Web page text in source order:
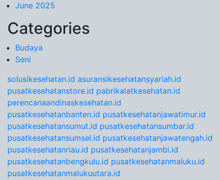
June 2025
Categories
Budaya
Seni
solusikesehatan.id asuransikesehatansyariah.id
pusatkesehatanstore.id pabrikalatkesehatan.id
perencanaandinaskesehatan.id
pusatkesehatanbanten.id pusatkesehatanjawatimur.id
pusatkesehatansumut.id pusatkesehatansumbar.id
pusatkesehatansumsel.id pusatkesehatanjawatengah.id
pusatkesehatanriau.id pusatkesehatanjambi.id
pusatkesehatanbengkulu.id pusatkesehatanmaluku.id
pusatkesehatanmalukuutara.id